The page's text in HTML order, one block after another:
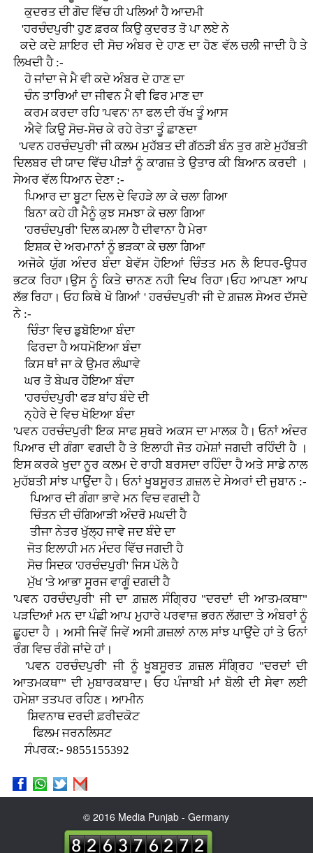
ਕੁਦਰਤ ਦੀ ਗੋਦ ਵਿੱਚ ਹੀ ਪਲਿਆਂ ਹੈ ਆਦਮੀ
'ਹਰਚੰਦਪੁਰੀ' ਹੁਣ ਫ਼ਰਕ ਕਿਉ ਕੁਦਰਤ ਤੋ ਪਾ ਲਏ ਨੇ
ਕਦੇ ਕਦੇ ਸ਼ਾਇਰ ਦੀ ਸੋਚ ਅੰਬਰ ਦੇ ਹਾਣ ਦਾ ਹੋਣ ਵੱਲ ਚਲੀ ਜਾਦੀ ਹੈ ਤੇ
ਲਿਖਦੀ ਹੈ :-
ਹੋ ਜਾਂਦਾ ਜੇ ਮੈ ਵੀ ਕਦੇ ਅੰਬਰ ਦੇ ਹਾਣ ਦਾ
ਚੰਨ ਤਾਰਿਆਂ ਦਾ ਜੀਵਨ ਮੈ ਵੀ ਫਿਰ ਮਾਣ ਦਾ
ਕਰਮ ਕਰਦਾ ਰਹਿ 'ਪਵਨ' ਨਾ ਫਲ ਦੀ ਰੱਖ ਤੂੰ ਆਸ
ਐਵੇ ਕਿਉ ਸੋਚ-ਸੋਚ ਕੇ ਰਹੇ ਰੇਤਾ ਤੂੰ ਛਾਣਦਾ
'ਪਵਨ ਹਰਚੰਦਪੁਰੀ' ਜੀ ਕਲਮ ਮੁਹੱਬਤ ਦੀ ਗੱਠੜੀ ਬੰਨ ਤੁਰ ਗਏ ਮੁਹੱਬਤੀ
ਦਿਲਬਰ ਦੀ ਯਾਦ ਵਿੱਚ ਪੀੜਾਂ ਨੂੰ ਕਾਗਜ਼ ਤੇ ਉਤਾਰ ਕੀ ਬਿਆਨ ਕਰਦੀ ।
ਸੇਅਰ ਵੱਲ ਧਿਆਨ ਦੇਣਾ :-
ਪਿਆਰ ਦਾ ਬੂਟਾ ਦਿਲ ਦੇ ਵਿਹੜੇ ਲਾ ਕੇ ਚਲਾ ਗਿਆ
ਬਿਨਾ ਕਹੇ ਹੀ ਮੈਨੂੰ ਕੁਝ ਸਮਝਾ ਕੇ ਚਲਾ ਗਿਆ
'ਹਰਚੰਦਪੁਰੀ' ਦਿਲ ਕਮਲਾ ਹੈ ਦੀਵਾਨਾ ਹੈ ਮੇਰਾ
ਇਸ਼ਕ ਦੇ ਅਰਮਾਨਾਂ ਨੂੰ ਭੜਕਾ ਕੇ ਚਲਾ ਗਿਆ
ਅਜੋਕੇ ਯੁੱਗ ਅੰਦਰ ਬੰਦਾ ਬੇਵੱਸ ਹੋਇਆਂ ਚਿੰਤਤ ਮਨ ਲੈ ਇਧਰ-ਉਧਰ
ਭਟਕ ਰਿਹਾ।ਉਸ ਨੂੰ ਕਿਤੇ ਚਾਨਣ ਨਹੀ ਦਿਖ ਰਿਹਾ।ਓਹ ਆਪਣਾ ਆਪ
ਲੱਭ ਰਿਹਾ। ਓਹ ਕਿਥੇ ਖੋ ਗਿਆਂ ' ਹਰਚੰਦਪੁਰੀ' ਜੀ ਦੇ ਗ਼ਜ਼ਲ ਸੇਅਰ ਦੱਸਦੇ
ਨੇ :-
ਚਿੰਤਾ ਵਿਚ ਡੁਬੋਇਆ ਬੰਦਾ
ਫਿਰਦਾ ਹੈ ਅਧਮੋਇਆ ਬੰਦਾ
ਕਿਸ ਥਾਂ ਜਾ ਕੇ ਉਮਰ ਲੰਘਾਵੇ
ਘਰ ਤੋ ਬੇਘਰ ਹੋਇਆ ਬੰਦਾ
'ਹਰਚੰਦਪੁਰੀ' ਫੜ ਬਾਂਹ ਬੰਦੇ ਦੀ
ਨ੍ਹੇਰੇ ਦੇ ਵਿਚ ਖੋਇਆ ਬੰਦਾ
'ਪਵਨ ਹਰਚੰਦਪੁਰੀ' ਇਕ ਸਾਫ ਸੁਥਰੇ ਅਕਸ ਦਾ ਮਾਲਕ ਹੈ। ਓਨਾਂ ਅੰਦਰ
ਪਿਆਰ ਦੀ ਗੰਗਾ ਵਗਦੀ ਹੈ ਤੇ ਇਲਾਹੀ ਜੋਤ ਹਮੇਸ਼ਾਂ ਜਗਦੀ ਰਹਿੰਦੀ ਹੈ ।
ਇਸ ਕਰਕੇ ਖੁਦਾ ਨੂਰ ਕਲਮ ਦੇ ਰਾਹੀ ਬਰਸਦਾ ਰਹਿੰਦਾ ਹੈ ਅਤੇ ਸਾਡੇ ਨਾਲ
ਮੁਹੱਬਤੀ ਸਾਂਝ ਪਾਉਂਦਾ ਹੈ। ਓਨਾਂ ਖੂਬਸੂਰਤ ਗ਼ਜ਼ਲ ਦੇ ਸੇਅਰਾਂ ਦੀ ਜੁਬਾਨ :-
ਪਿਆਰ ਦੀ ਗੰਗਾ ਭਾਵੇ ਮਨ ਵਿਚ ਵਗਦੀ ਹੈ
ਚਿੰਤਨ ਦੀ ਚੰਗਿਆੜੀ ਅੰਦਰੋ ਮਘਦੀ ਹੈ
ਤੀਜਾ ਨੇਤਰ ਖੁੱਲ੍ਹ ਜਾਵੇ ਜਦ ਬੰਦੇ ਦਾ
ਜੋਤ ਇਲਾਹੀ ਮਨ ਮੰਦਰ ਵਿੱਚ ਜਗਦੀ ਹੈ
ਸੋਚ ਸਿਦਕ 'ਹਰਚੰਦਪੁਰੀ' ਜਿਸ ਪੱਲੇ ਹੈ
ਮੁੱਖ 'ਤੇ ਆਭਾ ਸੂਰਜ ਵਾਗੂੰ ਦਗਦੀ ਹੈ
'ਪਵਨ ਹਰਚੰਦਪੁਰੀ' ਜੀ ਦਾ ਗ਼ਜ਼ਲ ਸੰਗ੍ਰਿਹ "ਦਰਦਾਂ ਦੀ ਆਤਮਕਥਾ"
ਪੜਦਿਆਂ ਮਨ ਦਾ ਪੰਛੀ ਆਪ ਮੁਹਾਰੇ ਪਰਵਾਜ਼ ਭਰਨ ਲੱਗਦਾ ਤੇ ਅੰਬਰਾਂ ਨੂੰ
ਛੂਹਦਾ ਹੈ । ਅਸੀ ਜਿਵੇਂ ਜਿਵੇਂ ਅਸੀ ਗ਼ਜ਼ਲਾਂ ਨਾਲ ਸਾਂਝ ਪਾਉਂਦੇ ਹਾਂ ਤੇ ਓਨਾਂ
ਰੰਗ ਵਿਚ ਰੰਗੇ ਜਾਂਦੇ ਹਾਂ।
'ਪਵਨ ਹਰਚੰਦਪੁਰੀ' ਜੀ ਨੂੰ ਖੂਬਸੂਰਤ ਗ਼ਜ਼ਲ ਸੰਗ੍ਰਿਹ "ਦਰਦਾਂ ਦੀ
ਆਤਮਕਥਾ" ਦੀ ਮੁਬਾਰਕਬਾਦ। ਓਹ ਪੰਜਾਬੀ ਮਾਂ ਬੋਲੀ ਦੀ ਸੇਵਾ ਲਈ
ਹਮੇਸ਼ਾ ਤਤਪਰ ਰਹਿਣ। ਆਮੀਨ
ਸ਼ਿਵਨਾਥ ਦਰਦੀ ਫ਼ਰੀਦਕੋਟ
ਫਿਲਮ ਜਰਨਲਿਸਟ
ਸੰਪਰਕ:- 9855155392
© 2016 Media Punjab - Germany